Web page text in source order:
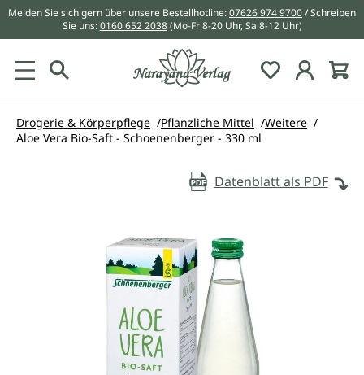
springen
Melden Sie sich gern über unsere Bestellhotline:07626 974 9700/ Schreiben
Sie uns:0160 652 2038 (Mo-Fr 8-20 Uhr, Sa 8-12 Uhr)
Du hast 0
Drogerie & Körperpflege Pflanzliche Mittel
Weitere
Aloe Vera Bio-Saft - Schoenenberger - 330 ml
Datenblatt als PDF